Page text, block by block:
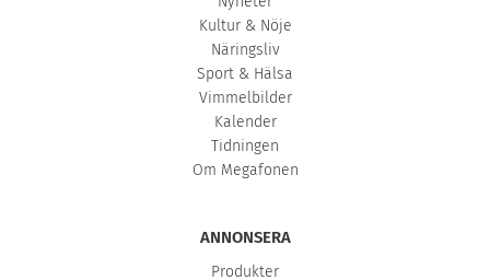
Kultur & Nöje
Näringsliv
Sport & Hälsa
Vimmelbilder
Kalender
Tidningen
Om Megafonen
ANNONSERA
Produkter